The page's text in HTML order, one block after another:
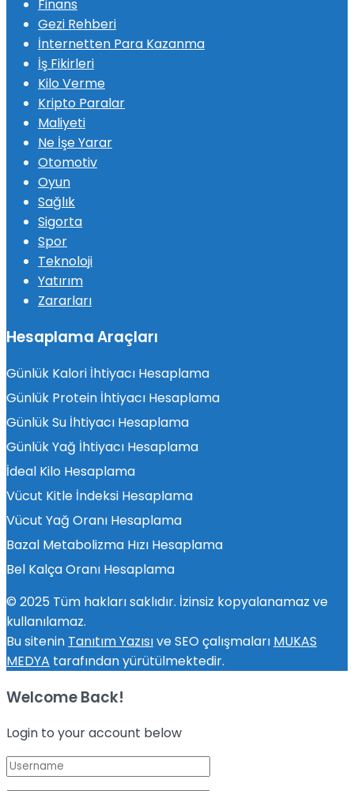
Finans
Gezi Rehberi
İnternetten Para Kazanma
İş Fikirleri
Kilo Verme
Kripto Paralar
Maliyeti
Ne İşe Yarar
Otomotiv
Oyun
Sağlık
Sigorta
Spor
Teknoloji
Yatırım
Zararları
Hesaplama Araçları
Günlük Kalori İhtiyacı Hesaplama
Günlük Protein İhtiyacı Hesaplama
Günlük Su İhtiyacı Hesaplama
Günlük Yağ İhtiyacı Hesaplama
İdeal Kilo Hesaplama
Vücut Kitle İndeksi Hesaplama
Vücut Yağ Oranı Hesaplama
Bazal Metabolizma Hızı Hesaplama
Bel Kalça Oranı Hesaplama
© 2025 Tüm hakları saklıdır. İzinsiz kopyalanamaz ve
kullanılamaz.
Bu sitenin Tanıtım Yazısıve SEO çalışmaları MUKAS
MEDYA tarafından yürütülmektedir.
Welcome Back!
Login to your account below